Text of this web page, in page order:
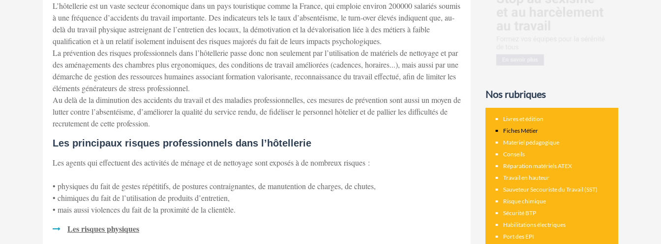
L’hôtellerie est un vaste secteur économique dans un pays touristique comme la France, qui emploie environ 200000 salariés soumis
à une fréquence d’accidents du travail importante. Des indicateurs tels le taux d’absentéisme, le turn-over élevés indiquent que, au-
delà du travail physique astreignant de l’entretien des locaux, la démotivation et la dévalorisation liée à des métiers à faible
qualification et à un relatif isolement induisent des risques majorés du fait de leurs impacts psychologiques.
La prévention des risques professionnels dans l’hôtellerie passe donc non seulement par l’utilisation de matériels de nettoyage et par
des aménagements des chambres plus ergonomiques, des conditions de travail améliorées (cadences, horaires...), mais aussi par une
démarche de gestion des ressources humaines associant formation valorisante, reconnaissance du travail effectué, afin de limiter les
éléments générateurs de stress professionnel.
Au delà de la diminution des accidents du travail et des maladies professionnelles, ces mesures de prévention sont aussi un moyen de
lutter contre l’absentéisme, d’améliorer la qualité du service rendu, de fidéliser le personnel hôtelier et de pallier les difficultés de
recrutement de cette profession.
Les principaux risques professionnels dans l’hôtellerie
Les agents qui effectuent des activités de ménage et de nettoyage sont exposés à de nombreux risques :
• physiques du fait de gestes répétitifs, de postures contraignantes, de manutention de charges, de chutes,
• chimiques du fait de l’utilisation de produits d’entretien,
• mais aussi violences du fait de la proximité de la clientèle.
Les risques physiques
Nos rubriques
Livres et édition
Fiches Métier
Materiel pédagogique
Conseils
Réparation matériels ATEX
Travail en hauteur
Sauveteur Secouriste du Travail (SST)
Risque chimique
Sécurité BTP
Habilitations électriques
Port des EPI